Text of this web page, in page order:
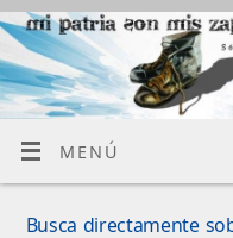
MENÚ
Busca directamente